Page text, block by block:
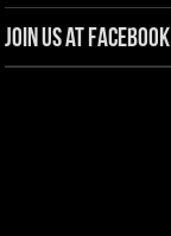
Join us at Facebook